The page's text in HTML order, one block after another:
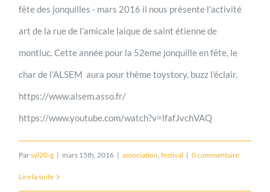
fête des jonquilles - mars 2016 il nous présente l'activité
art de la rue de l'amicale laique de saint étienne de
montluc. Cette année pour la 52eme jonquille en fête, le
char de l'ALSEM aura pour thème toystory, buzz l'éclair.
https://www.alsem.asso.fr/
https://www.youtube.com/watch?v=lfafJvchVAQ
Parsyl20-g | mars 15th, 2016 | association,festival | 0 commentaire
Lire la suite